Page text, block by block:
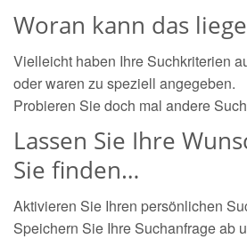
Woran kann das
Vielleicht haben Ihre Suchkriterien
oder waren zu speziell angegeben.
Probieren Sie doch mal andere
Lassen Sie Ihre
Sie finden…
Aktivieren Sie Ihren persönlichen
Speichern Sie Ihre Suchanfrage ab